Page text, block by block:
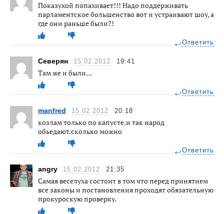
Показухой попахивает!!! Надо поддерживать
парламентское большенство вот и устраивают шоу, а
где они раньше были?!
Ответить
Северян 15.02.2012 19:41
Там же и были…
Ответить
manfred 15.02.2012 20:18
козлам только по капусте.и так народ
обьедают.сколько можно
Ответить
angry 15.02.2012 21:35
Самая веселуха состоит в том что перед принятием
все законы и постановления проходят обязательную
прокуроскую проверку.